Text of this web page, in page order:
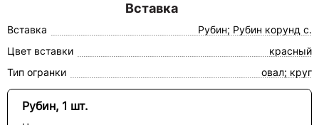
Вставка
Вставка
Рубин; Рубин корунд с.
Цвет вставки
красный
Тип огранки
овал; круг
Рубин, 1 шт.